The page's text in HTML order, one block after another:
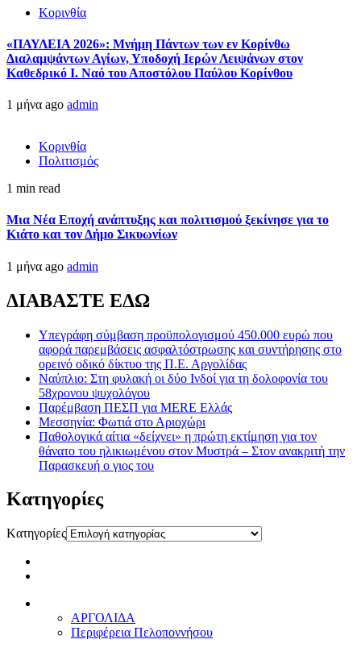
Κορινθία
«ΠΑΥΛΕΙΑ 2026»: Μνήμη Πάντων των εν Κορίνθω
Διαλαμψάντων Αγίων, Υποδοχή Ιερών Λειψάνων στον
Καθεδρικό Ι. Ναό του Αποστόλου Παύλου Κορίνθου
1 μήνα ago admin
Κορινθία
Πολιτισμός
1 min read
Μια Νέα Εποχή ανάπτυξης και πολιτισμού ξεκίνησε για το
Κιάτο και τον Δήμο Σικυωνίων
1 μήνα ago admin
ΔΙΑΒΑΣΤΕ ΕΔΩ
Υπεγράφη σύμβαση προϋπολογισμού 450.000 ευρώ που
αφορά παρεμβάσεις ασφαλτόστρωσης και συντήρησης στο
ορεινό οδικό δίκτυο της Π.Ε. Αργολίδας
Ναύπλιο: Στη φυλακή οι δύο Ινδοί για τη δολοφονία του
58χρονου ψυχολόγου
Παρέμβαση ΠΕΣΠ για MERE Ελλάς
Μεσσηνία: Φωτιά στο Αριοχώρι
Παθολογικά αίτια «δείχνει» η πρώτη εκτίμηση για τον
θάνατο του ηλικιωμένου στον Μυστρά – Στον ανακριτή την
Παρασκευή ο γιος του
Kατηγορίες
Kατηγορίες
ΑΡΓΟΛΙΔΑ
Περιφέρεια Πελοποννήσου